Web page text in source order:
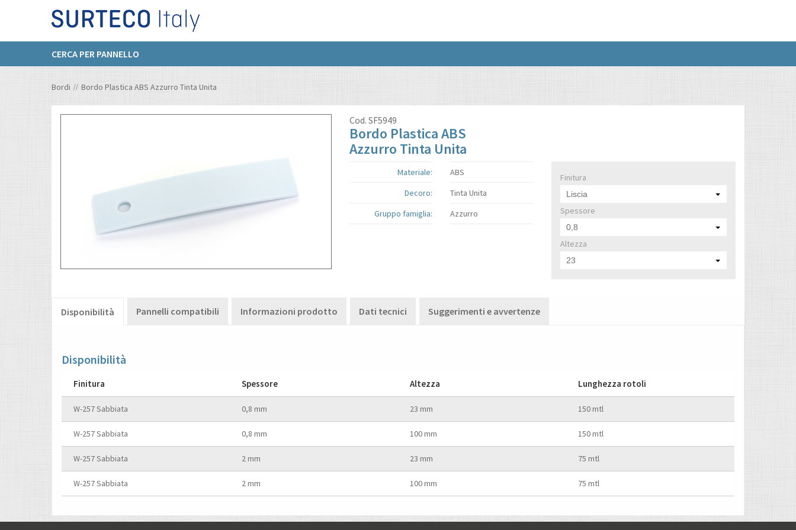
CERCA PER PANNELLO
Bordi Bordo Plastica ABS Azzurro Tinta Unita
Cod. SF5949
Bordo Plastica ABS
Azzurro Tinta Unita
Materiale:
Decoro:
Gruppo famiglia:
ABS
Tinta Unita
Azzurro
Finitura
Liscia
Spessore
0,8
Altezza
23
Disponibilità Pannelli compatibili Informazioni prodotto Dati tecnici Suggerimenti e avvertenze
Disponibilità
Finitura Spessore Altezza Lunghezza rotoli
W-257 Sabbiata 0,8 mm 23 mm 150 mtl
W-257 Sabbiata 0,8 mm 100 mm 150 mtl
W-257 Sabbiata 2 mm 23 mm 75 mtl
W-257 Sabbiata 2 mm 100 mm 75 mtl